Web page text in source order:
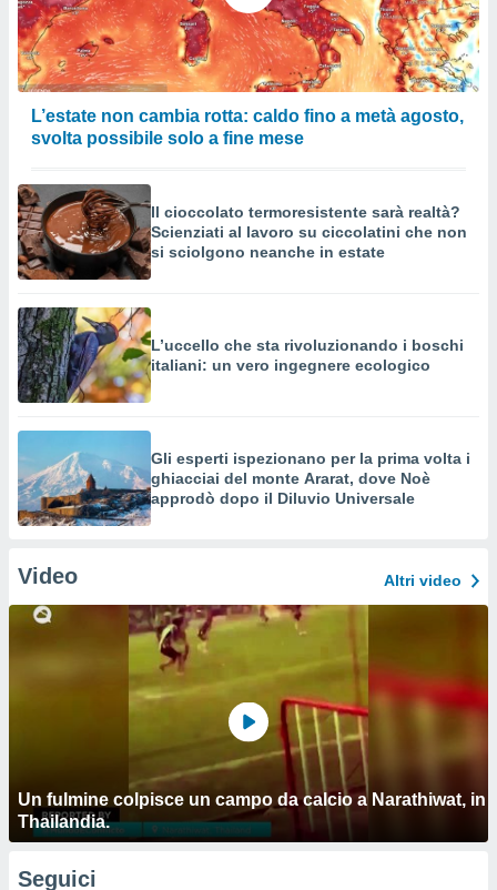
L’estate non cambia rotta: caldo fino a metà agosto,
svolta possibile solo a fine mese
Il cioccolato termoresistente sarà realtà?
Scienziati al lavoro su ciccolatini che non
si sciolgono neanche in estate
L’uccello che sta rivoluzionando i boschi
italiani: un vero ingegnere ecologico
Gli esperti ispezionano per la prima volta i
ghiacciai del monte Ararat, dove Noè
approdò dopo il Diluvio Universale
Video Altri video
Un fulmine colpisce un campo da calcio a Narathiwat, in
Thailandia.
Seguici